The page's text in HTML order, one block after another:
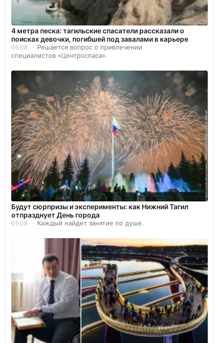
4 метра песка: тагильские спасатели рассказали о
поисках девочки, погибшей под завалами в карьере
06.08
Решается вопрос о привлечении
специалистов «Центроспаса».
Будут сюрпризы и эксперименты: как Нижний Тагил
отпразднует День города
05.08 Каждый найдет занятие по душе.